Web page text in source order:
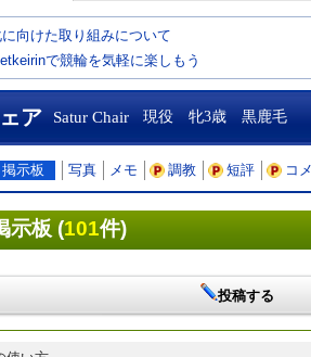
向けた取り組みについて
で競輪を気軽に楽しもう
ア Satur Chair 現役 牝3歳 黒鹿毛
掲示板 写真 メモ 調教 短評 コ
示板 (101件)
投稿する